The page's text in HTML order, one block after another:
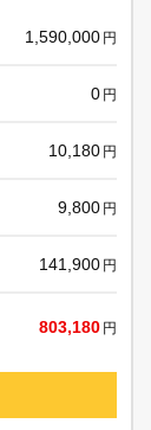
1,590,000 円
0 円
10,180 円
9,800 円
141,900 円
803,180 円